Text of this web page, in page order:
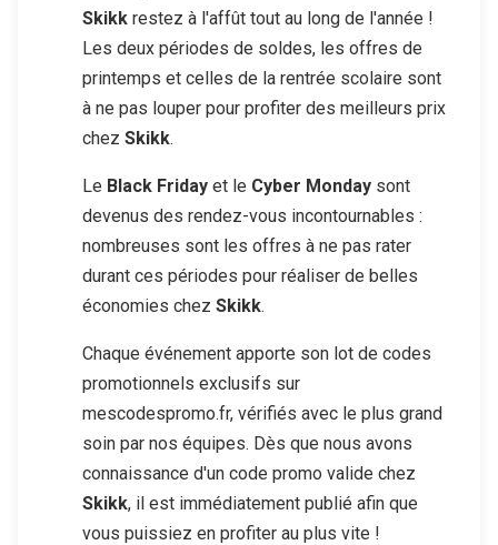
Skikk restez à l'affût tout au long de l'année !
Les deux périodes de soldes, les offres de
printemps et celles de la rentrée scolaire sont
à ne pas louper pour profiter des meilleurs prix
chez Skikk.
Le Black Friday et le Cyber Monday sont
devenus des rendez-vous incontournables :
nombreuses sont les offres à ne pas rater
durant ces périodes pour réaliser de belles
économies chez Skikk.
Chaque événement apporte son lot de codes
promotionnels exclusifs sur
mescodespromo.fr, vérifiés avec le plus grand
soin par nos équipes. Dès que nous avons
connaissance d'un code promo valide chez
Skikk, il est immédiatement publié afin que
vous puissiez en profiter au plus vite !